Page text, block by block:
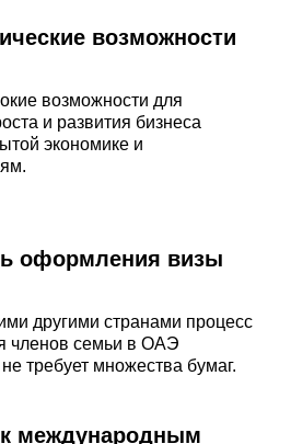
возможности
возможности для
и развития бизнеса
экономике и
оформления визы
другими странами процесс
членов семьи в ОАЭ
требует множества бумаг.
международным